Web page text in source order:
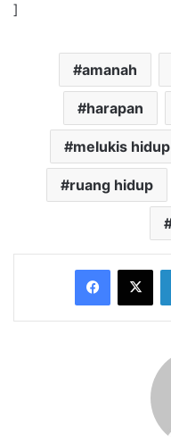
]
amanah
harapan
melukis hidup
ruang hidup
Facebook
X